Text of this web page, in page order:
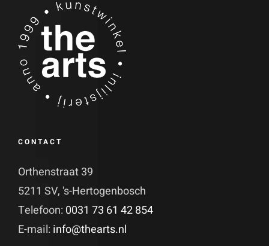
CONTACT
Orthenstraat 39
5211 SV, 's-Hertogenbosch
Telefoon: 0031 73 61 42 854
E-mail: info@thearts.nl